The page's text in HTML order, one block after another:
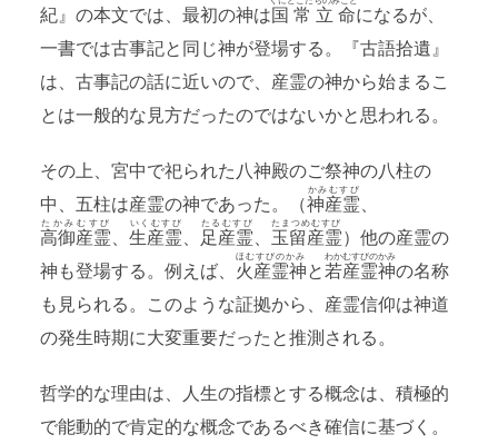
紀』の本文では、最初の神は国常立命になるが、
一書では古事記と同じ神が登場する。『古語拾遺』
は、古事記の話に近いので、産霊の神から始まるこ
とは一般的な見方だったのではないかと思われる。
その上、宮中で祀られた八神殿のご祭神の八柱の
中、五柱は産霊の神であった。（神産霊
かみむすび
、
高御産霊
たかみむすび
、 生産霊
いくむすび
、 足産霊
たるむすび
、 玉留産霊
たまつめむすび
）他の産霊の
神も登場する。例えば、 火産霊神
ほむすびのかみ
と若産霊神
わかむすびのかみ
の名称
も見られる。このような証拠から、産霊信仰は神道
の発生時期に大変重要だったと推測される。
哲学的な理由は、人生の指標とする概念は、積極的
で能動的で肯定的な概念であるべき確信に基づく。